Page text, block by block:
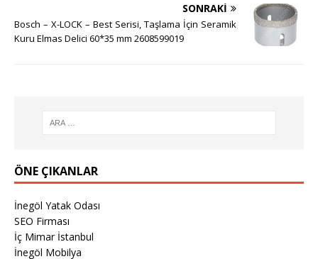
SONRAKI
Bosch – X-LOCK – Best Serisi, Taşlama İçin Seramik
Kuru Elmas Delici 60*35 mm 2608599019
ÖNE ÇIKANLAR
İnegöl Yatak Odası
SEO Firması
İç Mimar İstanbul
İnegöl Mobilya